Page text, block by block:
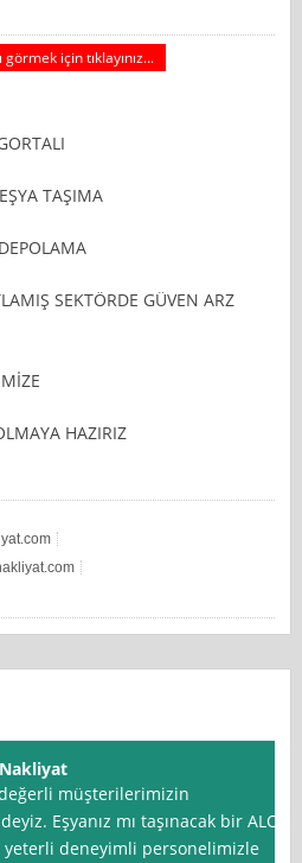
için tıklayınız...
TAŞIMA
SEKTÖRDE GÜVEN ARZ
HAZIRIZ
müşterilerimizin
Eşyanız mı taşınacak bir ALO
yeterli deneyimli personelimizle